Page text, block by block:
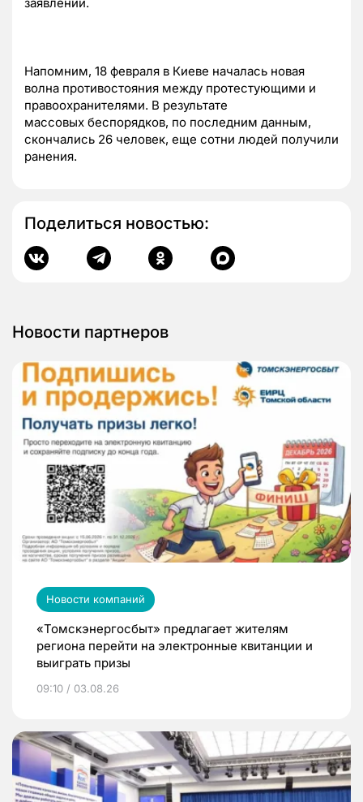
заявлении.
Напомним, 18 февраля в Киеве началась новая
волна противостояния между протестующими и
правоохранителями. В результате
массовых беспорядков, по последним данным,
скончались 26 человек, еще сотни людей получили
ранения.
Поделиться новостью:
Новости партнеров
Новости компаний
«Томскэнергосбыт» предлагает жителям
региона перейти на электронные квитанции и
выиграть призы
09:10 / 03.08.26